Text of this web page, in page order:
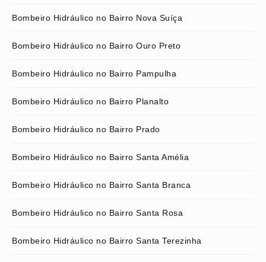
Bombeiro Hidráulico no Bairro Nova Suíça
Bombeiro Hidráulico no Bairro Ouro Preto
Bombeiro Hidráulico no Bairro Pampulha
Bombeiro Hidráulico no Bairro Planalto
Bombeiro Hidráulico no Bairro Prado
Bombeiro Hidráulico no Bairro Santa Amélia
Bombeiro Hidráulico no Bairro Santa Branca
Bombeiro Hidráulico no Bairro Santa Rosa
Bombeiro Hidráulico no Bairro Santa Terezinha